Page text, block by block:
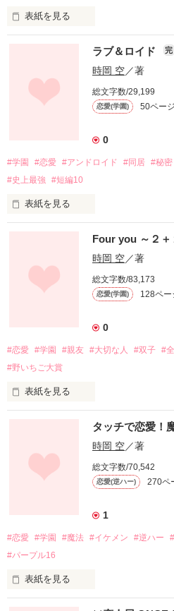
読者数20突破
2015/10/30
第10回日本ケータイ小説大賞1次
読者数40突破
2015/11/11
読者数60突破
PV数80000突破
2015/11/24
第10回日本ケータイ小説大賞2次
2015/12/1
PV数110000突破/読者数90突破
読者数100突破
2015/12/23
2016/1/23
PV数130000突破
2016/3/6
野いちごGP2016一次審査突破/PV
読者数120突破
2016/5/4
2016/5/9
PV数180000突破
作品を
表紙を見る
学生時代、恋愛をしてこなかった私
もう恋愛なんて、できないと思って
私のことを「日向」って呼んでく
2015/12/8
読者数10突破
読者数20突破
PV数20000突破/読者数30突破
2016/3/27
PV数30000突破
2016/4/2
読者数50突破
PV数50000突破
2016/11/24
PV数70000突破
2017/2/26
PV数90000突破
PV数100000突破
ラブ＆ロイド 完
時岡 空／著
総文字数/29,199
恋愛(学園) 50ページ
0
#学園 #恋愛 #アンドロイド #同居 #秘密
#史上最強
#短編10
表紙を見る
都内某所にある日本先端科学研究
そして、そのアンドロイドは一般
作り出されたアンドロイドの一体
颯を私の家に連れてきた、研究所
三鷹巧
颯は私の「彼氏」として、他機体
れた。
2015/12/16
2016/1/7
Four you ～２＋
時岡 空／著
総文字数/83,173
恋愛(学園) 128ペー
0
#恋愛 #学園 #親友 #大切な人 #双子 #
#野いちご大賞
表紙を見る
彼は、別の子のことが好きで。
その子は、また別の男の人が好きで
近くて遠い場所から見守ってた、
2016/3/22
タッチで恋愛！
時岡 空／著
総文字数/70,542
恋愛(逆ハー) 270ペ
1
#恋愛 #学園 #魔法 #イケメン #逆ハー
#パープル16
表紙を見る
魔法が当たり前のように使われて